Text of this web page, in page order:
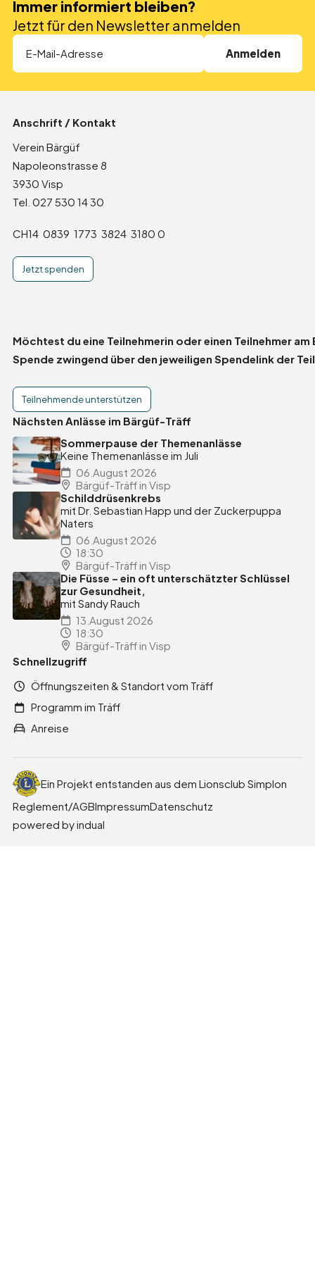
Direktspenden
Anlassspende
Erbschaften und Legate
Partner
Hilft
Immer informiert bleiben?
Jetzt für den Newsletter anmelden
Anschrift / Kontakt
Verein Bärgüf
Napoleonstrasse 8
3930 Visp
Tel. 027 530 14 30
CH14 0839 1773 3824 3180 0
Jetzt spenden
Möchtest du eine Teilnehmerin oder einen Teilnehmer
Spende zwingend über den jeweiligen Spendelink der
Teilnehmende unterstützen
Nächsten Anlässe im Bärgüf-Träff
Sommerpause der Themenanlässe
Keine Themenanlässe im Juli
06.August 2026
Bärgüf-Träff in Visp
Schilddrüsenkrebs
mit Dr. Sebastian Happ und der Zuckerpuppa
Naters
06.August 2026
18:30
Bärgüf-Träff in Visp
Die Füsse – ein oft unterschätzter Schlüssel
zur Gesundheit,
mit Sandy Rauch
13.August 2026
18:30
Bärgüf-Träff in Visp
Schnellzugriff
Öffnungszeiten & Standort vom Träff
Programm im Träff
Anreise
Ein Projekt entstanden aus dem Lionsclub Simplon
Reglement/AGBImpressumDatenschutz
powered by indual